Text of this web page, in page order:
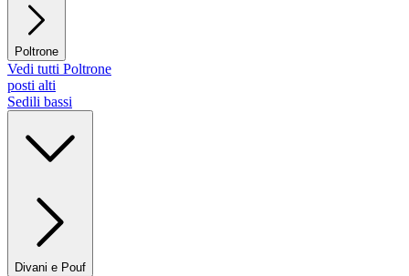
Poltrone
Vedi tutti Poltrone
posti alti
Sedili bassi
Divani e Pouf